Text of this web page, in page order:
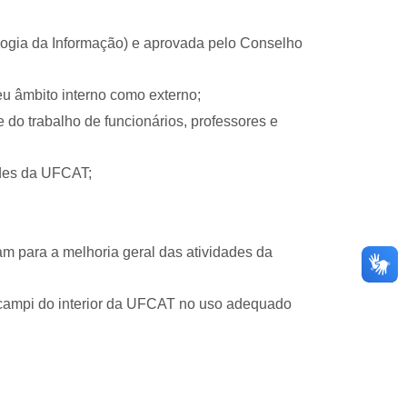
da Informação) e aprovada pelo Conselho
âmbito interno como externo;
trabalho de funcionários, professores e
da UFCAT;
para a melhoria geral das atividades da
do interior da UFCAT no uso adequado